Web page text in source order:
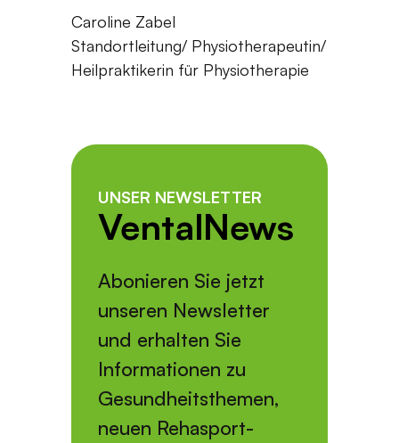
Caroline Zabel
Standortleitung/ Physiotherapeutin/
Heilpraktikerin für Physiotherapie
UNSER NEWSLETTER
VentalNews
Abonieren Sie jetzt
unseren Newsletter
und erhalten Sie
Informationen zu
Gesundheitsthemen,
neuen Rehasport-